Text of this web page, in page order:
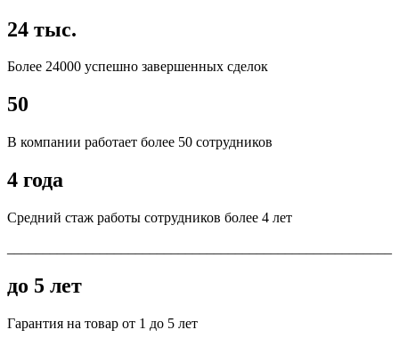
24 тыс.
Более 24000 успешно завершенных сделок
50
В компании работает более 50 сотрудников
4 года
Средний стаж работы сотрудников более 4 лет
до 5 лет
Гарантия на товар от 1 до 5 лет